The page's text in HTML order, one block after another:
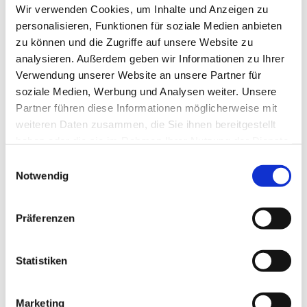
Wir verwenden Cookies, um Inhalte und Anzeigen zu
personalisieren, Funktionen für soziale Medien anbieten
zu können und die Zugriffe auf unsere Website zu
analysieren. Außerdem geben wir Informationen zu Ihrer
Verwendung unserer Website an unsere Partner für
soziale Medien, Werbung und Analysen weiter. Unsere
Partner führen diese Informationen möglicherweise mit
weiteren Daten zusammen, die Sie ihnen bereitgestellt
Notwendig
Präferenzen
Statistiken
Marketing
Trauerfloristik
WEITER LESEN ...